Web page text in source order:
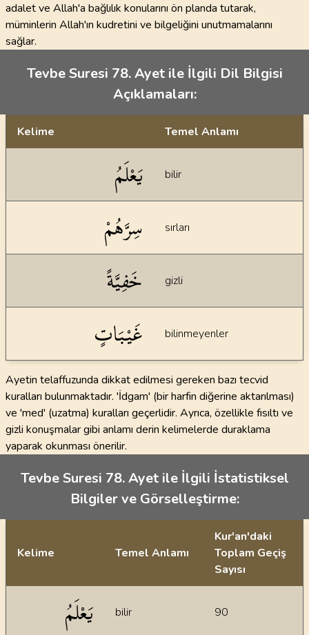
adalet ve Allah'a bağlılık konularını ön planda tutarak,
müminlerin Allah'ın kudretini ve bilgeliğini unutmamalarını
sağlar.
Tevbe Suresi 78. Ayet ile İlgili Dil Bilgisi
Açıklamaları:
Kelime Temel Anlamı
يَعْلَمُ bilir
سِرَّهُمْ sırları
خَفِيَّةً gizli
غَيْبَاتٍ bilinmeyenler
Ayetin telaffuzunda dikkat edilmesi gereken bazı tecvid
kuralları bulunmaktadır. 'İdgam' (bir harfin diğerine aktarılması)
ve 'med' (uzatma) kuralları geçerlidir. Ayrıca, özellikle fısıltı ve
gizli konuşmalar gibi anlamı derin kelimelerde duraklama
yaparak okunması önerilir.
Tevbe Suresi 78. Ayet ile İlgili İstatistiksel
Bilgiler ve Görselleştirme:
Kelime Temel Anlamı
Kur'an'daki
Toplam Geçiş
Sayısı
يَعْلَمُ bilir 90